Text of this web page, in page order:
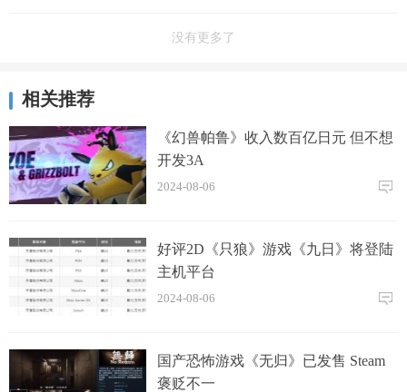
没有更多了
相关推荐
《幻兽帕鲁》收入数百亿日元 但不想
开发3A
2024-08-06
好评2D《只狼》游戏《九日》将登陆
主机平台
2024-08-06
国产恐怖游戏《无归》已发售 Steam
褒贬不一